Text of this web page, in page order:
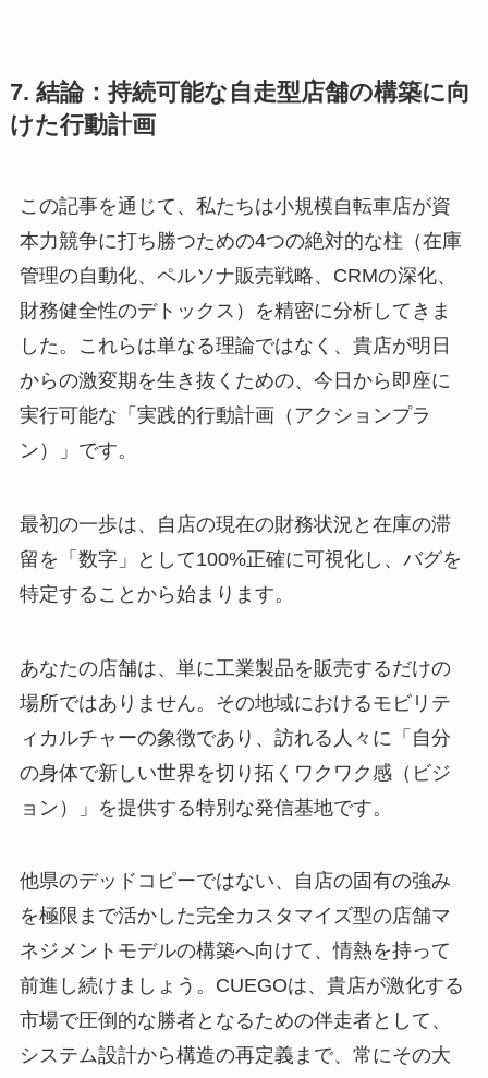
7. 結論：持続可能な自走型店舗の構築に向
けた行動計画
この記事を通じて、私たちは小規模自転車店が資
本力競争に打ち勝つための4つの絶対的な柱（在庫
管理の自動化、ペルソナ販売戦略、CRMの深化、
財務健全性のデトックス）を精密に分析してきま
した。これらは単なる理論ではなく、貴店が明日
からの激変期を生き抜くための、今日から即座に
実行可能な「実践的行動計画（アクションプラ
ン）」です。
最初の一歩は、自店の現在の財務状況と在庫の滞
留を「数字」として100%正確に可視化し、バグを
特定することから始まります。
あなたの店舗は、単に工業製品を販売するだけの
場所ではありません。その地域におけるモビリテ
ィカルチャーの象徴であり、訪れる人々に「自分
の身体で新しい世界を切り拓くワクワク感（ビジ
ョン）」を提供する特別な発信基地です。
他県のデッドコピーではない、自店の固有の強み
を極限まで活かした完全カスタマイズ型の店舗マ
ネジメントモデルの構築へ向けて、情熱を持って
前進し続けましょう。CUEGOは、貴店が激化する
市場で圧倒的な勝者となるための伴走者として、
システム設計から構造の再定義まで、常にその大